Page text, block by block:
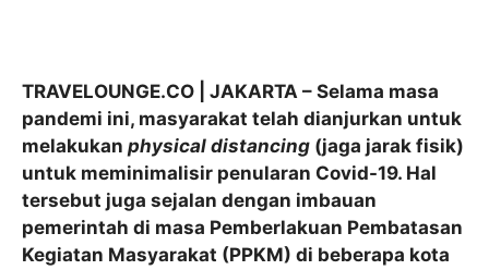
TRAVELOUNGE.CO | JAKARTA – Selama masa
pandemi ini, masyarakat telah dianjurkan untuk
melakukan physical distancing (jaga jarak fisik)
untuk meminimalisir penularan Covid-19. Hal
tersebut juga sejalan dengan imbauan
pemerintah di masa Pemberlakuan Pembatasan
Kegiatan Masyarakat (PPKM) di beberapa kota